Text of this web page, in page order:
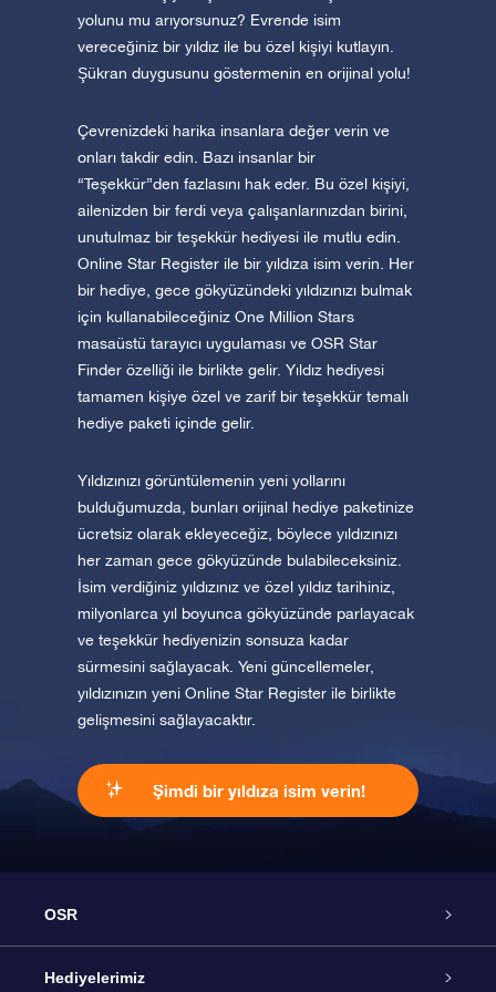
yolunu mu arıyorsunuz? Evrende isim
vereceğiniz bir yıldız ile bu özel kişiyi kutlayın.
Şükran duygusunu göstermenin en orijinal yolu!
Çevrenizdeki harika insanlara değer verin ve
onları takdir edin. Bazı insanlar bir
“Teşekkür”den fazlasını hak eder. Bu özel kişiyi,
ailenizden bir ferdi veya çalışanlarınızdan birini,
unutulmaz bir teşekkür hediyesi ile mutlu edin.
Online Star Register ile bir yıldıza isim verin. Her
bir hediye, gece gökyüzündeki yıldızınızı bulmak
için kullanabileceğiniz One Million Stars
masaüstü tarayıcı uygulaması ve OSR Star
Finder özelliği ile birlikte gelir. Yıldız hediyesi
tamamen kişiye özel ve zarif bir teşekkür temalı
hediye paketi içinde gelir.
Yıldızınızı görüntülemenin yeni yollarını
bulduğumuzda, bunları orijinal hediye paketinize
ücretsiz olarak ekleyeceğiz, böylece yıldızınızı
her zaman gece gökyüzünde bulabileceksiniz.
İsim verdiğiniz yıldızınız ve özel yıldız tarihiniz,
milyonlarca yıl boyunca gökyüzünde parlayacak
ve teşekkür hediyenizin sonsuza kadar
sürmesini sağlayacak. Yeni güncellemeler,
yıldızınızın yeni Online Star Register ile birlikte
gelişmesini sağlayacaktır.
Şimdi bir yıldıza isim verin!
OSR
Hizmet
Hediyelerimiz